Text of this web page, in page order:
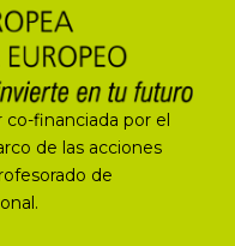
co-financiada por el
de las acciones
de